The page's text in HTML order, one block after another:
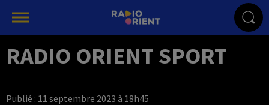
RADIO ORIENT SPORT
Publié : 11 septembre 2023 à 18h45